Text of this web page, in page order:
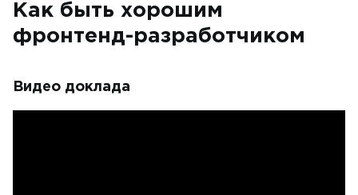
Как быть хорошим
фронтенд-разработчиком
Видео доклада